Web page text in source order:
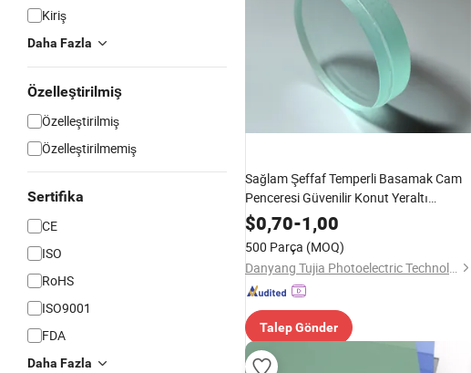
Kiriş
Daha Fazla
Özelleştirilmiş
Özelleştirilmiş
Özelleştirilmemiş
Sertifika
CE
ISO
RoHS
ISO9001
FDA
Daha Fazla
Sağlam Şeffaf Temperli Basamak Cam
Penceresi Güvenilir Konut Yeraltı
Aydınlatması için
$0,70-1,00
500 Parça (MOQ)
Danyang Tujia Photoelectric Technology Co., Ltd
Talep Gönder